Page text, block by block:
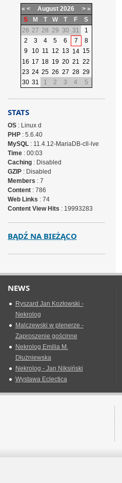
« < August 2026 > »
S
M T W T F
S
26 27 28 29 30 31
1
2
3 4 5 6 7
8
9
10 11 12 13 14 15
16 17 18 19 20 21 22
23 24 25 26 27 28 29
30 31 1 2 3 4 5
STATS
OS: Linux d
PHP: 5.6.40
MySQL: 11.4.12-MariaDB-cll-lve
Time: 00:03
Caching: Disabled
GZIP: Disabled
Members : 7
Content: 786
Web Links : 74
Content View Hits : 19993283
BĄDŹ NA BIEŻĄCO
NEWS
Ryszard Jan Kozłowski -
Nekrolog
Malczewski w plenerze -
Zaproszenie gościnne
Nekrolog Emilia M.
Dłużniewska
Nekrolog - Jan Niksiński
Wystawa Eclectica